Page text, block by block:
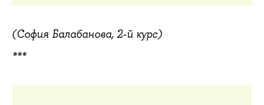
(София Балабанова, 2-й курс)
***